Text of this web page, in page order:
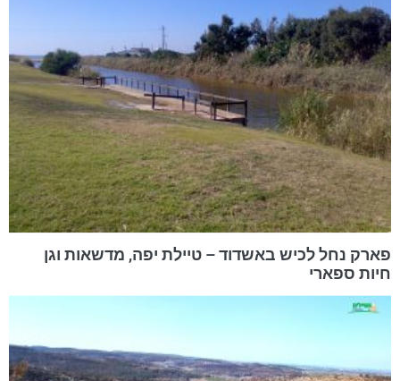
פארק נחל לכיש באשדוד – טיילת יפה, מדשאות וגן
חיות ספארי